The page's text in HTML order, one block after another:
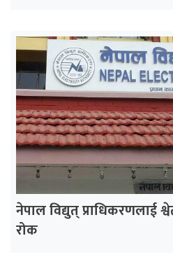
नेपाल विद्युत् प्राधिकरणलाई
रोक